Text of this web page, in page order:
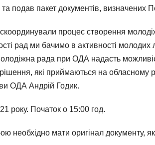
подав пакет документів, визначених
процес створення
рад ми бачимо в активності
рада при ОДА надасть
рішення, які приймаються на
ОДА Андрій Годик.
року. Початок о 15:00 год.
необхідно мати оригінал документу,